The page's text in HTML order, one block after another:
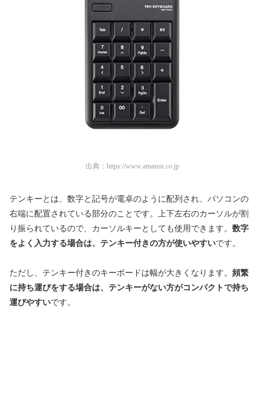
出典： https://www.amazon.co.jp
テンキーとは、数字と記号が電卓のように配列され、パソコンの
右端に配置されている部分のことです。上下左右のカーソルが割
り振られているので、カーソルキーとしても使用できます。 数字
をよく入力する場合は、テンキー付きの方が使いやすいです。
ただし、テンキー付きのキーボードは幅が大きくなります。 頻繁
に持ち運びをする場合は、テンキーがない方がコンパクトで持ち
運びやすいです。